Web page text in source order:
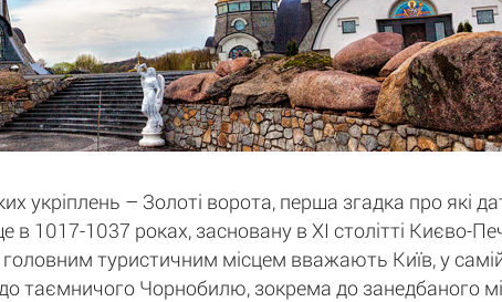
укріплень – Золоті ворота, перша згадка про які
в 1017-1037 роках, засновану в XI столітті Києво-
туристичним місцем вважають Київ, у
таємничого Чорнобилю, зокрема до занедбаного